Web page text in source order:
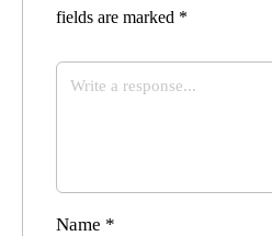
fields are marked *
Name *